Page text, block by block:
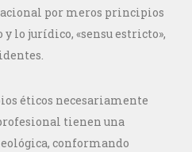
por meros principios
lo jurídico, «sensu estricto»,
éticos necesariamente
tienen una
conformando